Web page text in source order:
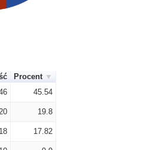
Procent
45.54
19.8
18 17.82